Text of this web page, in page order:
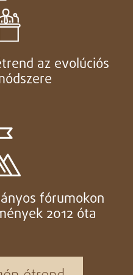
az evolúciós
fórumokon
2012 óta